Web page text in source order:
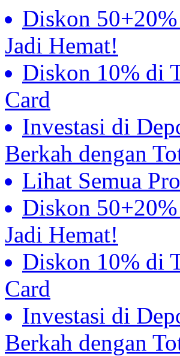
Diskon
Jadi Hemat!
Diskon 10% di
Card
Investasi di
Berkah dengan
Lihat Semua
Diskon
Jadi Hemat!
Diskon 10% di
Card
Investasi di
Berkah dengan